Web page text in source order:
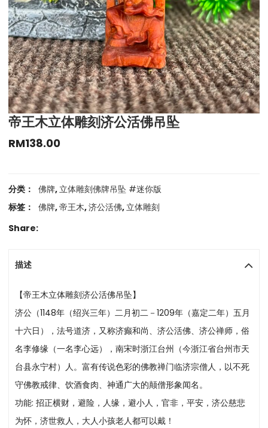
帝王木立体雕刻济公活佛吊坠
RM138.00
分类： 佛牌,立体雕刻佛牌吊坠 #迷你版
标签：
佛牌,帝王木,济公活佛,立体雕刻
Share:
描述
【帝王木立体雕刻济公活佛吊坠】
济公（1148年（绍兴三年）二月初二－1209年（嘉定二年）五月
十六日），法号道济，又称济癫和尚、济公活佛、济公禅师，俗
名李修缘（一名李心远），南宋时浙江台州（今浙江省台州市天
台县永宁村）人。富有传说色彩的佛教禅门临济宗僧人，以不死
守佛教戒律、饮酒食肉、神通广大的颠僧形象闻名。
功能: 招正横财，避险，人缘，避小人，官非，平安，济公慈悲
为怀，济世救人，大人小孩老人都可以戴！